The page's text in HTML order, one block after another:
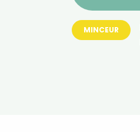
MINCEUR